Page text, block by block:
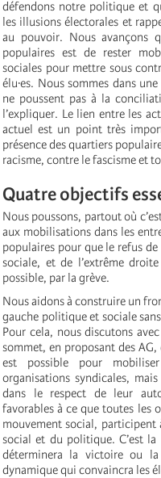
défendons notre politique et
les illusions électorales et
au pouvoir. Nous avançons
populaires est de rester
sociales pour mettre sous
élu·es. Nous sommes dans
ne poussent pas à la
l’expliquer. Le lien entre les
actuel est un point très
présence des quartiers
racisme, contre le fascisme et
Quatre objectifs
Nous poussons, partout où
aux mobilisations dans les
populaires pour que le refus
sociale, et de l’extrême
possible, par la grève.
Nous aidons à construire un
gauche politique et sociale
Pour cela, nous discutons
sommet, en proposant des
est possible pour
organisations syndicales,
dans le respect de leur
favorables à ce que toutes les
mouvement social, participent
social et du politique. C’est
déterminera la victoire ou
dynamique qui convaincra les